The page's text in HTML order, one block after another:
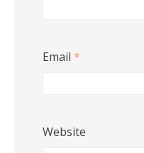
Email *
Website